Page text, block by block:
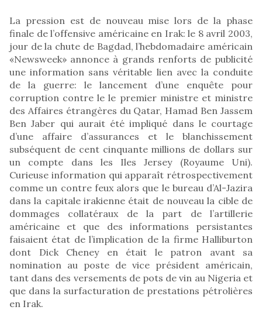
La pression est de nouveau mise lors de la phase
finale de l’offensive américaine en Irak: le 8 avril 2003,
jour de la chute de Bagdad, l’hebdomadaire américain
«Newsweek» annonce à grands renforts de publicité
une information sans véritable lien avec la conduite
de la guerre: le lancement d’une enquête pour
corruption contre le le premier ministre et ministre
des Affaires étrangères du Qatar, Hamad Ben Jassem
Ben Jaber qui aurait été impliqué dans le courtage
d’une affaire d’assurances et le blanchissement
subséquent de cent cinquante millions de dollars sur
un compte dans les Iles Jersey (Royaume Uni).
Curieuse information qui apparaît rétrospectivement
comme un contre feux alors que le bureau d’Al-Jazira
dans la capitale irakienne était de nouveau la cible de
dommages collatéraux de la part de l’artillerie
américaine et que des informations persistantes
faisaient état de l’implication de la firme Halliburton
dont Dick Cheney en était le patron avant sa
nomination au poste de vice président américain,
tant dans des versements de pots de vin au Nigeria et
que dans la surfacturation de prestations pétrolières
en Irak.